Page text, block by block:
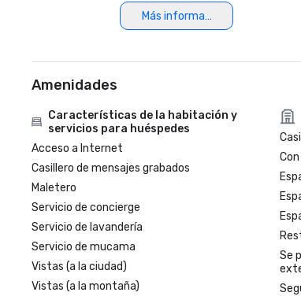
Más información
Amenidades
Características de la habitación y
servicios para huéspedes
Acceso a Internet
Casillero de mensajes grabados
Maletero
Servicio de concierge
Servicio de lavandería
Servicio de mucama
Vistas (a la ciudad)
Vistas (a la montaña)
Se